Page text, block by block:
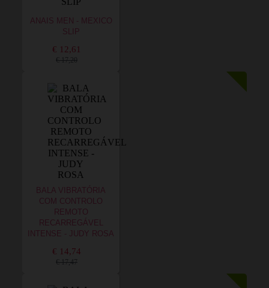
ANAIS MEN - MEXICO
SLIP
€ 12,61
€ 17,20
BALA VIBRATÓRIA
COM CONTROLO
REMOTO
RECARREGÁVEL
INTENSE - JUDY ROSA
€ 14,74
€ 17,47